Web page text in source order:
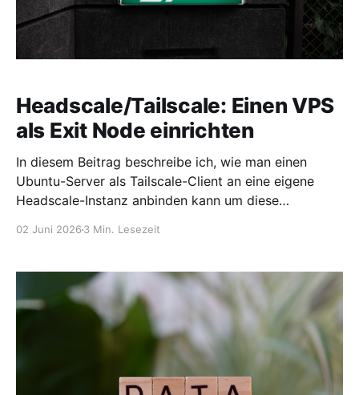
Headscale/Tailscale: Einen VPS
als Exit Node einrichten
In diesem Beitrag beschreibe ich, wie man einen
Ubuntu-Server als Tailscale-Client an eine eigene
Headscale-Instanz anbinden kann um diese
WireGuard-basierte Mesh-Netzwerke betreiben, ohne
den offiziellen Tailscale-Control-Plane-Dienst nutzen
zu müssen. Das Ziel in
02 Juni 2026 3 Min. Lesezeit